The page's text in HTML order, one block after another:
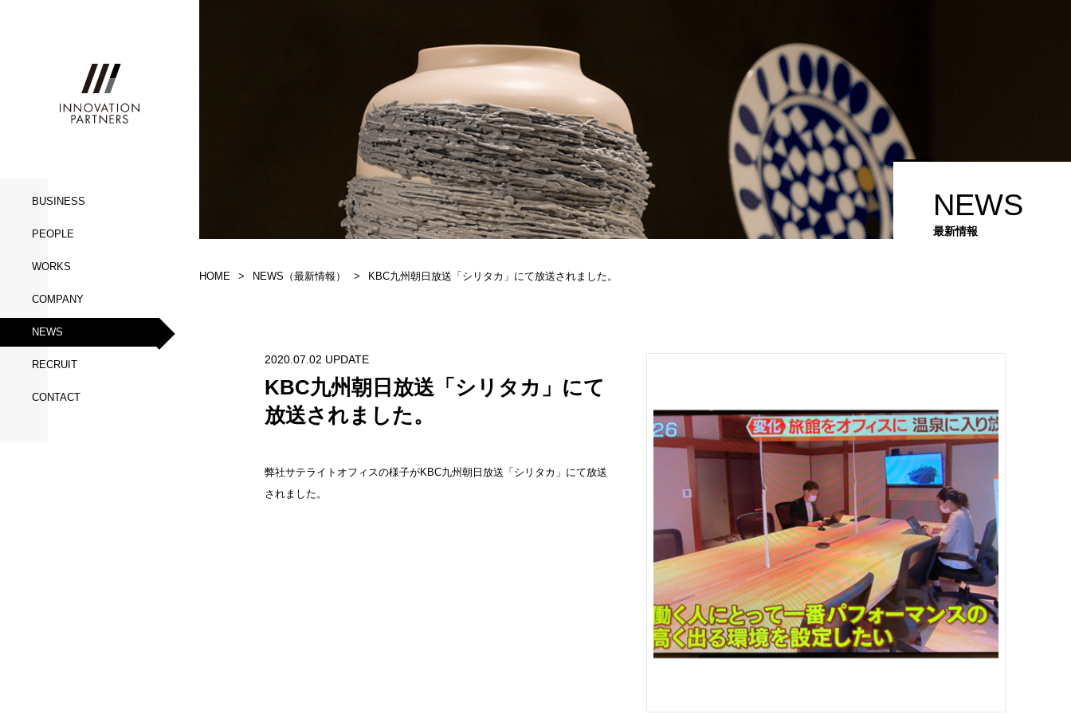
BUSINESS
PEOPLE
WORKS
COMPANY
NEWS
RECRUIT
CONTACT
NEWS
最新情報
HOME NEWS（最新情報） KBC九州朝日放送「シリタカ」にて放送されました。
2020.07.02 UPDATE
KBC九州朝日放送「シリタカ」にて
放送されました。
弊社サテライトオフィスの様子がKBC九州朝日放送「シリタカ」にて放送
されました。